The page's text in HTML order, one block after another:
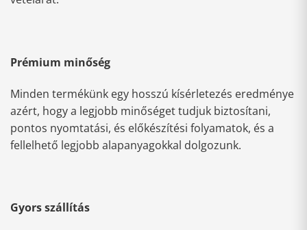
Prémium minőség
Minden termékünk egy hosszú kísérletezés eredménye
azért, hogy a legjobb minőséget tudjuk biztosítani,
pontos nyomtatási, és előkészítési folyamatok, és a
fellelhető legjobb alapanyagokkal dolgozunk.
Gyors szállítás